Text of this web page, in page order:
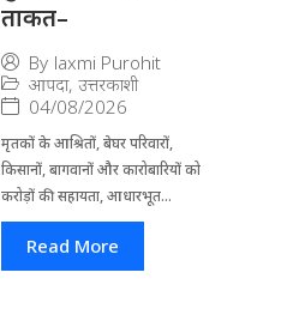
ताकत–
By laxmi Purohit
आपदा, उत्तरकाशी
04/08/2026
मृतकों के आश्रितों, बेघर परिवारों,
किसानों, बागवानों और कारोबारियों को
करोड़ों की सहायता, आधारभूत...
Read More